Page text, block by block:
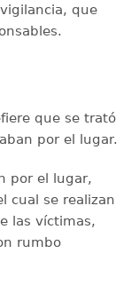
que
que se trató
por el lugar.
por el lugar,
cual se realizan
las víctimas,
rumbo